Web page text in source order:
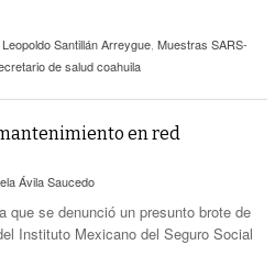
Leopoldo Santillán Arreygue Muestras SARS-
de salud coahuila
en red
Ávila Saucedo
se denunció un presunto brote de
Instituto Mexicano del Seguro Social